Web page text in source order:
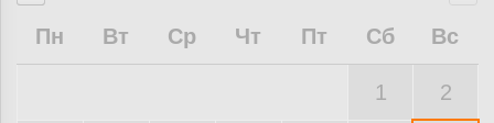
Пн Вт Ср Чт Пт Сб Вс
1 2